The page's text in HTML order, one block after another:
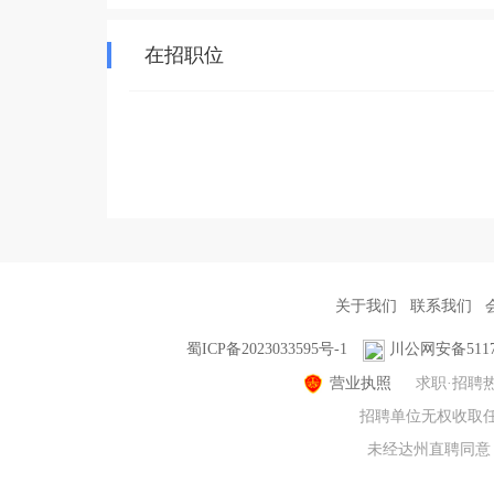
在招职位
关于我们 联系我们
蜀ICP备2023033595号-1 川公网安备
营业执照
求职·招聘
招聘单位无权收取
未经达州直聘同